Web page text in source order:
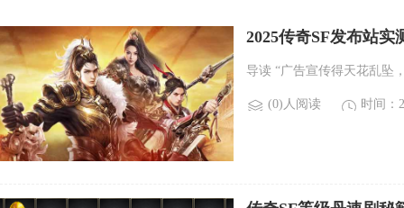
2025传奇SF发布站
导读 “广告宣传得天花乱坠
(0)人阅读 时间：